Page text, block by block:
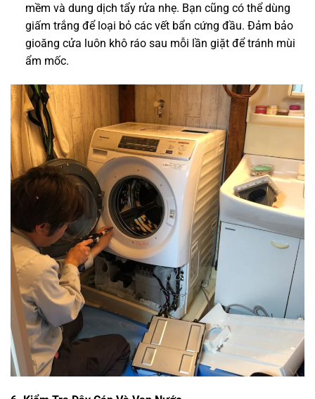
mềm và dung dịch tẩy rửa nhẹ. Bạn cũng có thể dùng
giấm trắng để loại bỏ các vết bẩn cứng đầu. Đảm bảo
gioăng cửa luôn khô ráo sau mỗi lần giặt để tránh mùi
ẩm mốc.